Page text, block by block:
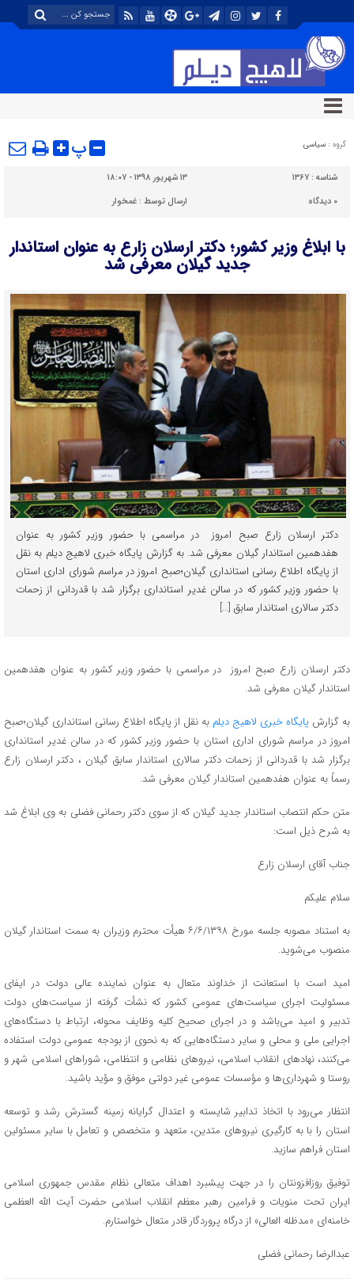
گروه : سیاسی پ
شناسه : ۱۳۶۷
۱۳ شهریور ۱۳۹۸ - ۱۸:۰۷
۰ دیدگاه ارسال توسط :غمخوار
با ابلاغ وزیر کشور؛ دکتر ارسلان زارع به عنوان استاندار
جدید گیلان معرفی شد
دکتر ارسلان زارع صبح امروز در مراسمی با حضور وزیر کشور به عنوان
هفدهمین استاندار گیلان معرفی شد. به گزارش پایگاه خبری لاهیج دیلم به نقل
از پایگاه اطلاع رسانی استانداری گیلان؛صبح امروز در مراسم شورای اداری استان
با حضور وزیر کشور که در سالن غدیر استانداری برگزار شد با قدردانی از زحمات
دکتر سالاری استاندار سابق […]
دکتر ارسلان زارع صبح امروز در مراسمی با حضور وزیر کشور به عنوان هفدهمین
استاندار گیلان معرفی شد.
به گزارش پایگاه خبری لاهیج دیلم به نقل از پایگاه اطلاع رسانی استانداری گیلان؛صبح
امروز در مراسم شورای اداری استان با حضور وزیر کشور که در سالن غدیر استانداری
برگزار شد با قدردانی از زحمات دکتر سالاری استاندار سابق گیلان ، دکتر ارسلان زارع
رسماً به عنوان هفدهمین استاندار گیلان معرفی شد.
متن حکم انتصاب استاندار جدید گیلان که از سوی دکتر رحمانی فضلی به وی ابلاغ شد
به شرح ذیل است:
جناب آقای ارسلان زارع
سلام علیکم
به استناد مصوبه جلسه مورخ ۶/۶/۱۳۹۸ هیأت محترم وزیران به سمت استاندار گیلان
منصوب می‌شوید.
امید است با استعانت از خداوند متعال به عنوان نماینده عالی دولت در ایفای
مسئولیت اجرای سیاست‌های عمومی کشور که نشأت گرفته از سیاست‌های دولت
تدبیر و امید می‌باشد و در اجرای صحیح کلیه وظایف محوله، ارتباط با دستگاه‌های
اجرایی ملی و محلی و سایر دستگاه‌هایی که به نحوی از بودجه عمومی دولت استفاده
می‌کنند، نهادهای انقلاب اسلامی، نیروهای نظامی و انتظامی، شوراهای اسلامی شهر و
روستا و شهرداری‌ها و مؤسسات عمومی غیر دولتی موفق و مؤید باشید.
انتظار می‌رود با اتخاذ تدابیر شایسته و اعتدال گرایانه زمینه گسترش رشد و توسعه
استان را با به کارگیری نیروهای متدین، متعهد و متخصص و تعامل با سایر مسئولین
استان فراهم سازید.
توفیق روزافزونتان را در جهت پیشبرد اهداف متعالی نظام مقدس جمهوری اسلامی
ایران تحت منویات و فرامین رهبر معظم انقلاب اسلامی حضرت آیت الله العظمی
خامنه‌ای «مدظله العالی» از درگاه پروردگار قادر متعال خواستارم.
عبدالرضا رحمانی فضلی